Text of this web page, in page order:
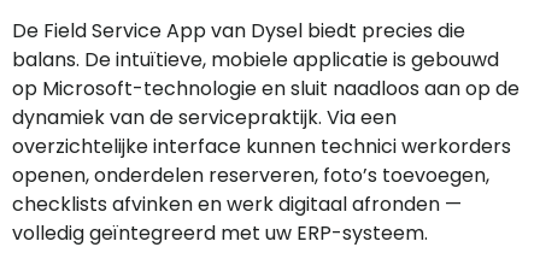
De Field Service App van Dysel biedt precies die
balans. De intuïtieve, mobiele applicatie is gebouwd
op Microsoft-technologie en sluit naadloos aan op de
dynamiek van de servicepraktijk. Via een
overzichtelijke interface kunnen technici werkorders
openen, onderdelen reserveren, foto’s toevoegen,
checklists afvinken en werk digitaal afronden —
volledig geïntegreerd met uw ERP-systeem.